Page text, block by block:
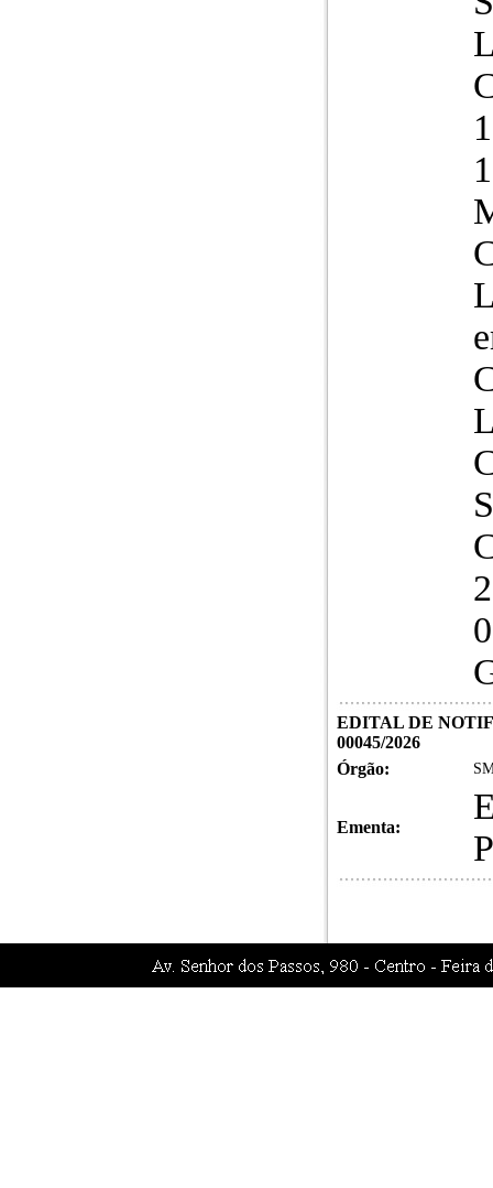
EDITAL DE
00045/2026
Órgão:
Ementa: